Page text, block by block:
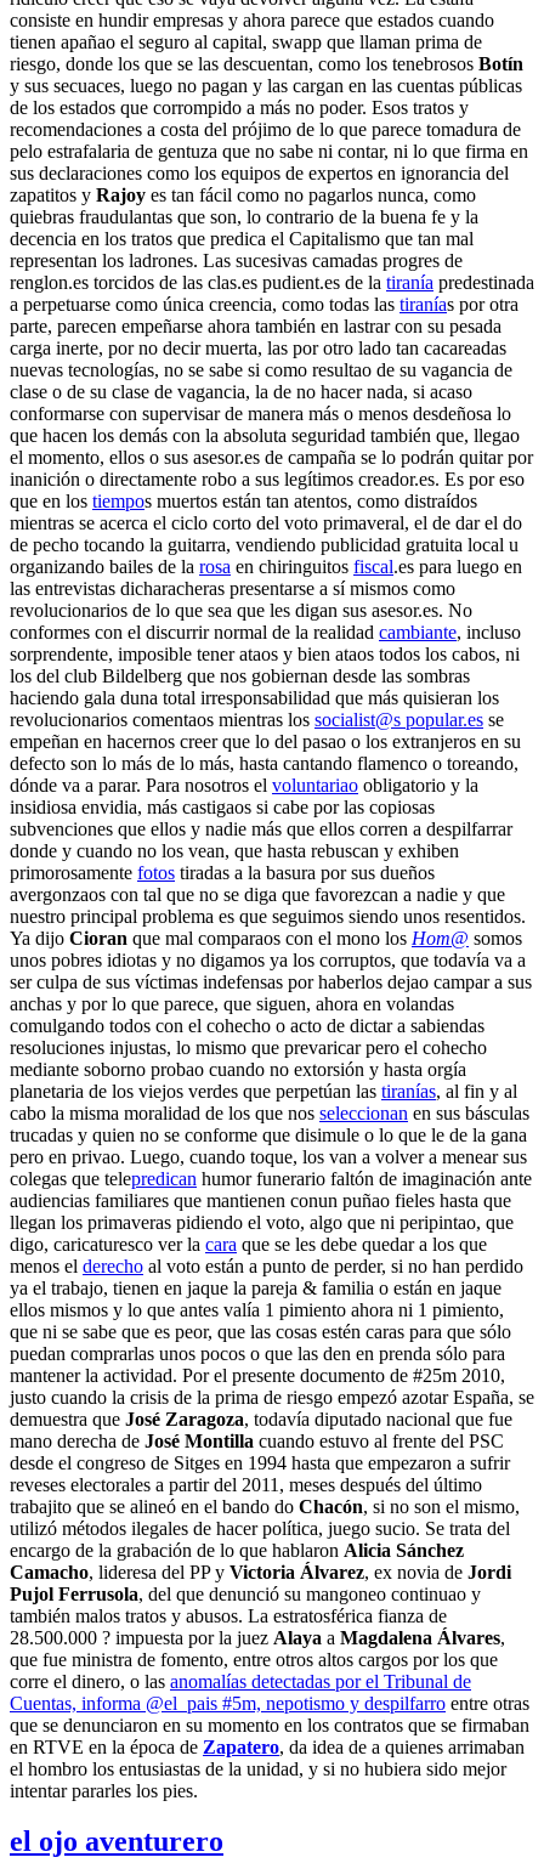
consiste en hundir empresas y ahora parece que estados cuando
tienen apañao el seguro al capital, swapp que llaman prima de
riesgo, donde los que se las descuentan, como los tenebrosos Botín
y sus secuaces, luego no pagan y las cargan en las cuentas públicas
de los estados que corrompido a más no poder. Esos tratos y
recomendaciones a costa del prójimo de lo que parece tomadura de
pelo estrafalaria de gentuza que no sabe ni contar, ni lo que firma en
sus declaraciones como los equipos de expertos en ignorancia del
zapatitos y Rajoy es tan fácil como no pagarlos nunca, como
quiebras fraudulantas que son, lo contrario de la buena fe y la
decencia en los tratos que predica el Capitalismo que tan mal
representan los ladrones. Las sucesivas camadas progres de
renglon.es torcidos de las clas.es pudient.es de la tiranía predestinada
a perpetuarse como única creencia, como todas las tiranías por otra
parte, parecen empeñarse ahora también en lastrar con su pesada
carga inerte, por no decir muerta, las por otro lado tan cacareadas
nuevas tecnologías, no se sabe si como resultao de su vagancia de
clase o de su clase de vagancia, la de no hacer nada, si acaso
conformarse con supervisar de manera más o menos desdeñosa lo
que hacen los demás con la absoluta seguridad también que, llegao
el momento, ellos o sus asesor.es de campaña se lo podrán quitar por
inanición o directamente robo a sus legítimos creador.es. Es por eso
que en los tiempos muertos están tan atentos, como distraídos
mientras se acerca el ciclo corto del voto primaveral, el de dar el do
de pecho tocando la guitarra, vendiendo publicidad gratuita local u
organizando bailes de la rosa en chiringuitos fiscal.es para luego en
las entrevistas dicharacheras presentarse a sí mismos como
revolucionarios de lo que sea que les digan sus asesor.es. No
conformes con el discurrir normal de la realidad cambiante, incluso
sorprendente, imposible tener ataos y bien ataos todos los cabos, ni
los del club Bildelberg que nos gobiernan desde las sombras
haciendo gala duna total irresponsabilidad que más quisieran los
revolucionarios comentaos mientras los socialist@s popular.es se
empeñan en hacernos creer que lo del pasao o los extranjeros en su
defecto son lo más de lo más, hasta cantando flamenco o toreando,
dónde va a parar. Para nosotros el voluntariao obligatorio y la
insidiosa envidia, más castigaos si cabe por las copiosas
subvenciones que ellos y nadie más que ellos corren a despilfarrar
donde y cuando no los vean, que hasta rebuscan y exhiben
primorosamente fotos tiradas a la basura por sus dueños
avergonzaos con tal que no se diga que favorezcan a nadie y que
nuestro principal problema es que seguimos siendo unos resentidos.
Ya dijo Cioran que mal comparaos con el mono los Hom@ somos
unos pobres idiotas y no digamos ya los corruptos, que todavía va a
ser culpa de sus víctimas indefensas por haberlos dejao campar a sus
anchas y por lo que parece, que siguen, ahora en volandas
comulgando todos con el cohecho o acto de dictar a sabiendas
resoluciones injustas, lo mismo que prevaricar pero el cohecho
mediante soborno probao cuando no extorsión y hasta orgía
planetaria de los viejos verdes que perpetúan las tiranías, al fin y al
cabo la misma moralidad de los que nos seleccionan en sus básculas
trucadas y quien no se conforme que disimule o lo que le de la gana
pero en privao. Luego, cuando toque, los van a volver a menear sus
colegas que telepredican humor funerario faltón de imaginación ante
audiencias familiares que mantienen conun puñao fieles hasta que
llegan los primaveras pidiendo el voto, algo que ni peripintao, que
digo, caricaturesco ver la cara que se les debe quedar a los que
menos el derecho al voto están a punto de perder, si no han perdido
ya el trabajo, tienen en jaque la pareja & familia o están en jaque
ellos mismos y lo que antes valía 1 pimiento ahora ni 1 pimiento,
que ni se sabe que es peor, que las cosas estén caras para que sólo
puedan comprarlas unos pocos o que las den en prenda sólo para
mantener la actividad. Por el presente documento de #25m 2010,
justo cuando la crisis de la prima de riesgo empezó azotar España, se
demuestra que José Zaragoza, todavía diputado nacional que fue
mano derecha de José Montilla cuando estuvo al frente del PSC
desde el congreso de Sitges en 1994 hasta que empezaron a sufrir
reveses electorales a partir del 2011, meses después del último
trabajito que se alineó en el bando do Chacón, si no son el mismo,
utilizó métodos ilegales de hacer política, juego sucio. Se trata del
encargo de la grabación de lo que hablaron Alicia Sánchez
Camacho, lideresa del PP y Victoria Álvarez, ex novia de Jordi
Pujol Ferrusola, del que denunció su mangoneo continuao y
también malos tratos y abusos. La estratosférica fianza de
28.500.000 ? impuesta por la juez Alaya a Magdalena Álvares,
que fue ministra de fomento, entre otros altos cargos por los que
corre el dinero, o las anomalías detectadas por el Tribunal de
Cuentas, informa @el_pais #5m, nepotismo y despilfarro entre otras
que se denunciaron en su momento en los contratos que se firmaban
en RTVE en la época de Zapatero, da idea de a quienes arrimaban
el hombro los entusiastas de la unidad, y si no hubiera sido mejor
intentar pararles los pies.
el ojo aventurero